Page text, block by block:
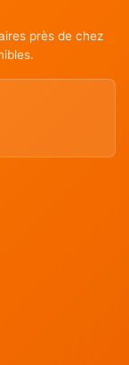
près de chez